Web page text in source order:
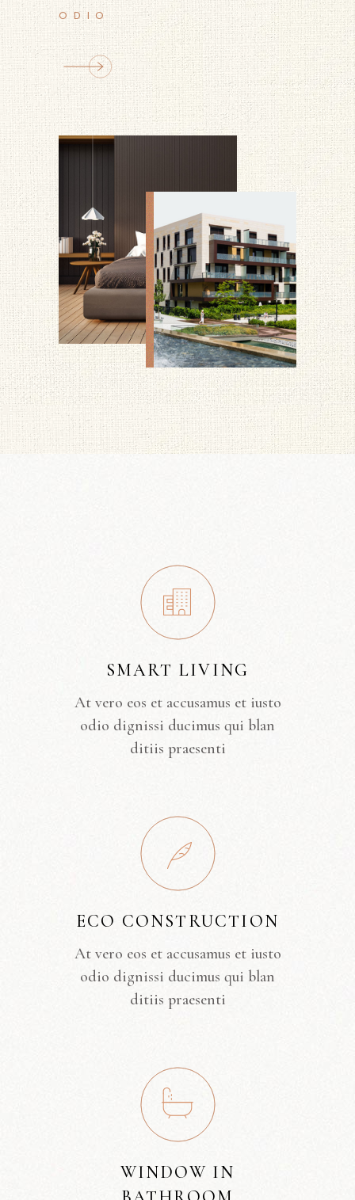
ODIO
SMART LIVING
At vero eos et accusamus et iusto
odio dignissi ducimus qui blan
ditiis praesenti
ECO CONSTRUCTION
At vero eos et accusamus et iusto
odio dignissi ducimus qui blan
ditiis praesenti
WINDOW IN